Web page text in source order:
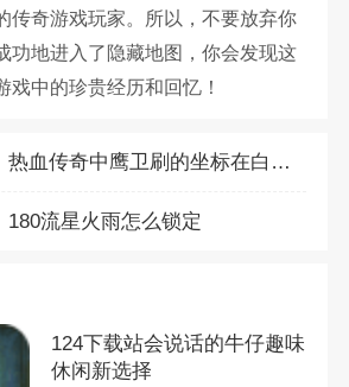
传奇游戏玩家。所以，不要放弃你
功地进入了隐藏地图，你会发现这
戏中的珍贵经历和回忆！
热血传奇中鹰卫刷的坐标在白日门哪里
180流星火雨怎么锁定
124下载站会说话的牛仔趣味
休闲新选择